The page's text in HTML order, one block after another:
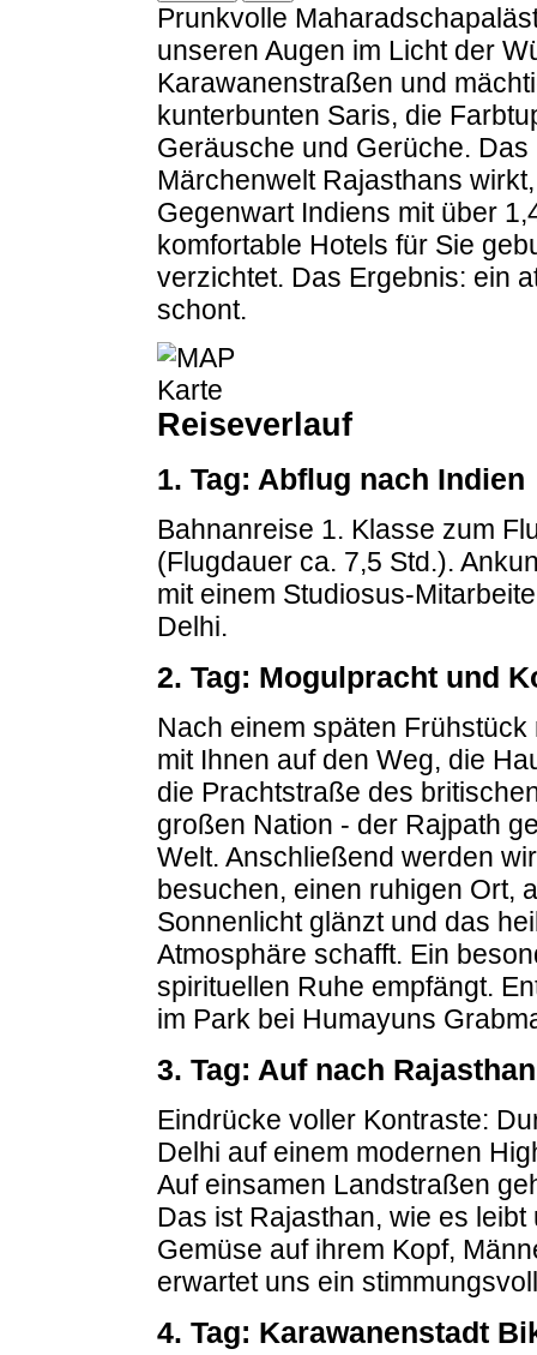
Prunkvolle
unseren Augen im Licht der
Karawanenstraßen und
kunterbunten Saris, die
Geräusche und Gerüche.
Märchenwelt Rajasthans
Gegenwart Indiens mit über
komfortable Hotels für Sie
verzichtet. Das Ergebnis: ein
schont.
Reiseverlauf
1. Tag: Abflug nach Indien
Bahnanreise 1. Klasse zum
(Flugdauer ca. 7,5 Std.).
mit einem Studiosus-
Delhi.
2. Tag: Mogulpracht und
Nach einem späten
mit Ihnen auf den Weg, die
die Prachtstraße des
großen Nation - der Rajpath
Welt. Anschließend werden
besuchen, einen ruhigen Ort,
Sonnenlicht glänzt und das
Atmosphäre schafft. Ein
spirituellen Ruhe empfängt.
im Park bei Humayuns
3. Tag: Auf nach
Eindrücke voller Kontraste:
Delhi auf einem modernen
Auf einsamen Landstraßen
Das ist Rajasthan, wie es
Gemüse auf ihrem Kopf,
erwartet uns ein
4. Tag: Karawanenstadt